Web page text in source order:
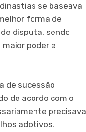
se baseava
forma de
disputa, sendo
poder e
de sucessão
de acordo com o
precisava
adotivos.